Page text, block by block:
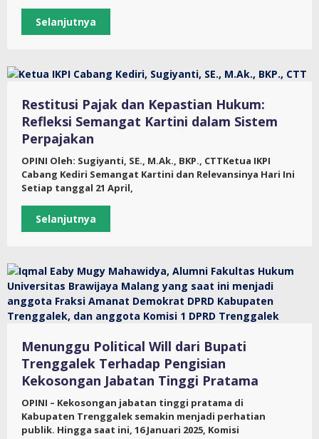
Selanjutnya
Restitusi Pajak dan Kepastian Hukum:
Refleksi Semangat Kartini dalam Sistem
Perpajakan
OPINI Oleh: Sugiyanti, SE., M.Ak., BKP., CTTKetua IKPI
Cabang Kediri Semangat Kartini dan Relevansinya Hari Ini
Setiap tanggal 21 April,
Selanjutnya
Menunggu Political Will dari Bupati
Trenggalek Terhadap Pengisian
Kekosongan Jabatan Tinggi Pratama
OPINI – Kekosongan jabatan tinggi pratama di
Kabupaten Trenggalek semakin menjadi perhatian
publik. Hingga saat ini, 16 Januari 2025, Komisi